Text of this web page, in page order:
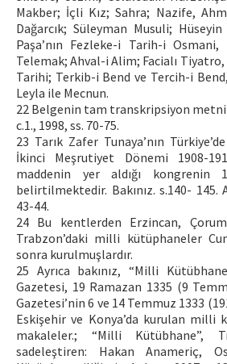
Makber; İçli Kız; Sahra; Nazife,
Dağarcık; Süleyman Musuli;
Paşa’nın Fezleke-i Tarih-i Osmani,
Telemak; Ahval-i Alim; Facialı Tiyatro,
Tarihi; Terkib-i Bend ve Tercih-i
Leyla ile Mecnun.
22 Belgenin tam transkripsiyon metni
c.1., 1998, ss. 70-75.
23 Tarık Zafer Tunaya’nın
İkinci Meşrutiyet Dönemi 1908-
maddenin yer aldığı kongrenin
belirtilmektedir. Bakınız. s.140- 145.
43-44.
24 Bu kentlerden Erzincan,
Trabzon’daki milli kütüphaneler
sonra kurulmuşlardır.
25 Ayrıca bakınız, “Milli
Gazetesi, 19 Ramazan 1335 (9
Gazetesi’nin 6 ve 14 Temmuz 1333
Eskişehir ve Konya’da kurulan
makaleler.; “Milli Kütübhane”,
sadeleştiren: Hakan Anameriç,